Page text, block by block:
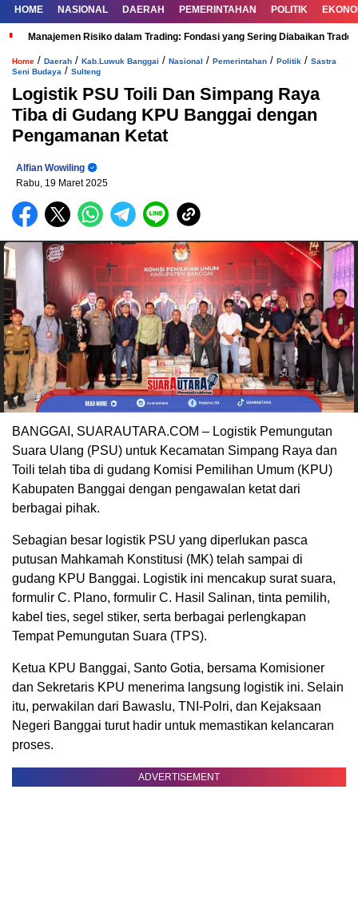
HOME NASIONAL DAERAH PEMERINTAHAN POLITIK
Manajemen Risiko dalam Trading: Fondasi yang Sering Diabaikan
Home / Daerah / Kab.Luwuk Banggai / Nasional / Pemerintahan / Politik / Sastra
Seni Budaya / Sulteng
Logistik PSU Toili Dan Simpang Raya
Tiba di Gudang KPU Banggai dengan
Pengamanan Ketat
Alfian Wowiling
Rabu, 19 Maret 2025
BANGGAI, SUARAUTARA.COM – Logistik Pemungutan
Suara Ulang (PSU) untuk Kecamatan Simpang Raya dan
Toili telah tiba di gudang Komisi Pemilihan Umum (KPU)
Kabupaten Banggai dengan pengawalan ketat dari
berbagai pihak.
Sebagian besar logistik PSU yang diperlukan pasca
putusan Mahkamah Konstitusi (MK) telah sampai di
gudang KPU Banggai. Logistik ini mencakup surat suara,
formulir C. Plano, formulir C. Hasil Salinan, tinta pemilih,
kabel ties, segel stiker, serta berbagai perlengkapan
Tempat Pemungutan Suara (TPS).
Ketua KPU Banggai, Santo Gotia, bersama Komisioner
dan Sekretaris KPU menerima langsung logistik ini. Selain
itu, perwakilan dari Bawaslu, TNI-Polri, dan Kejaksaan
Negeri Banggai turut hadir untuk memastikan kelancaran
proses.
ADVERTISEMENT